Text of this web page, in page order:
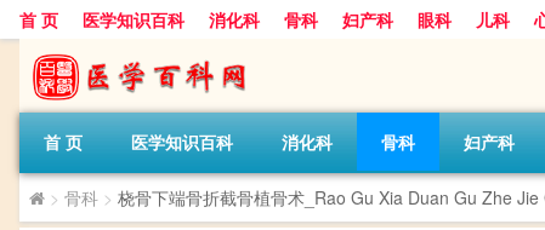
首 页 医学知识百科 消化科 骨科 妇产科 眼科 儿科
首 页 医学知识百科 消化科 骨科 妇产科
> 骨科 > 桡骨下端骨折截骨植骨术_Rao Gu Xia Duan Gu Zhe